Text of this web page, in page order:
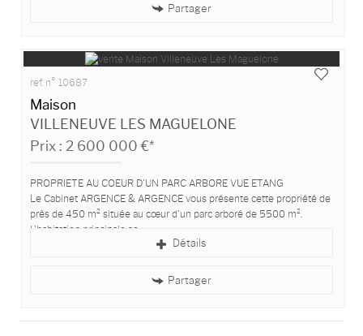
Partager
ref. n° 10687
Maison
VILLENEUVE LES MAGUELONE
Prix : 2 600 000 €*
PROPRIETE AU COEUR D'UN PARC ARBORE VUE ETANG
Le Cabinet ARGENCE & ARGENCE vous présente cette propriété de
près de 450 m² située au cœur d'un parc arboré de 5500 m².
L'habitation principale se...
Détails
Partager